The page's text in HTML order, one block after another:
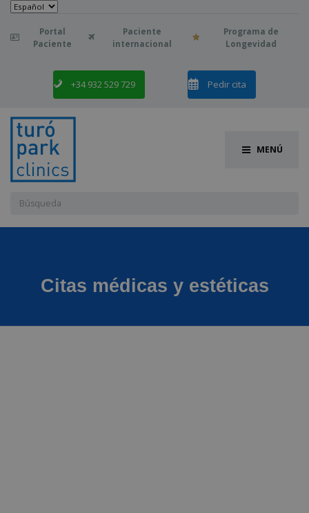
Elegir

Portal
Paciente
Paciente
internacional
Programa de
Longevidad
+34 932 529 729 Pedir cita
MENÚ
Buscar:
Citas médicas y estéticas